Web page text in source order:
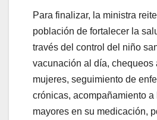
Para finalizar, la ministra
población de fortalecer la
través del control del niño
vacunación al día, chequeos
mujeres, seguimiento de
crónicas, acompañamiento a
mayores en su medicación,